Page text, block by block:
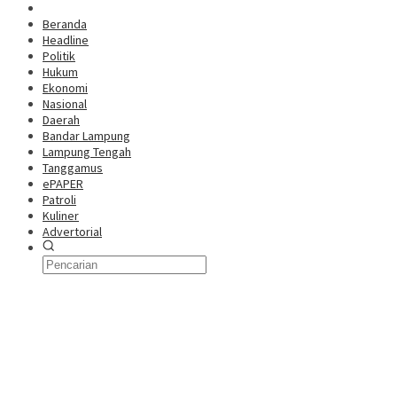
Beranda
Headline
Politik
Hukum
Ekonomi
Nasional
Daerah
Bandar Lampung
Lampung Tengah
Tanggamus
ePAPER
Patroli
Kuliner
Advertorial